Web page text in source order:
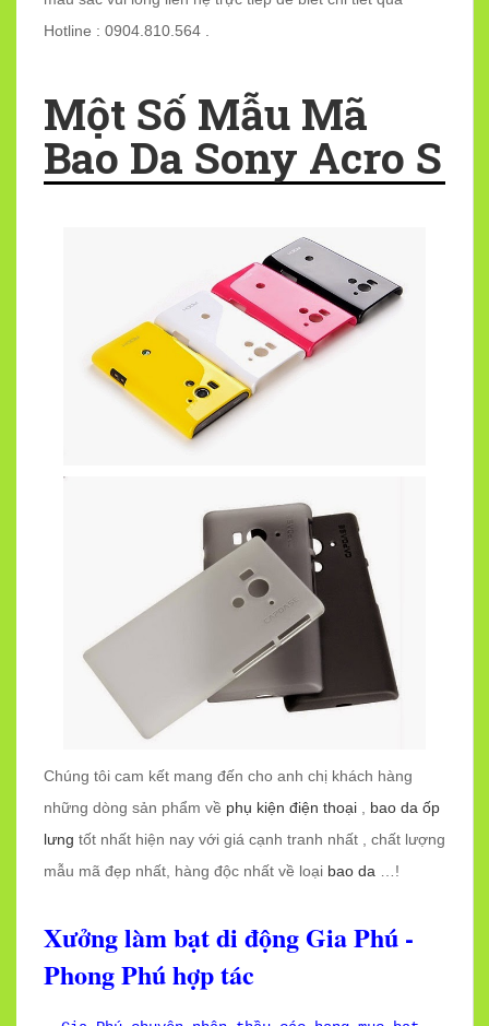
Hotline : 0904.810.564 .
Một Số Mẫu Mã
Bao Da Sony Acro S
Chúng tôi cam kết mang đến cho anh chị khách hàng
những dòng sản phẩm về phụ kiện điện thoại
bao da ốp
lưng tốt nhất hiện nay với giá cạnh tranh nhất , chất lượng
mẫu mã đẹp nhất, hàng độc nhất về loại bao da …!
Xưởng làm bạt di động Gia Phú -
Phong Phú hợp tác